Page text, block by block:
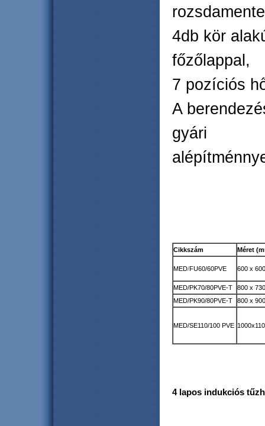
4db kör
főzőlappal,
7 pozíciós
A
gyári
Cikkszám Méret
MED/FU60/60PVE 600 x
MED/PK70/80PVE-T
800 x
MED/PK90/80PVE-T
800 x
MED/SE110/100 PVE
4 lapos indukciós